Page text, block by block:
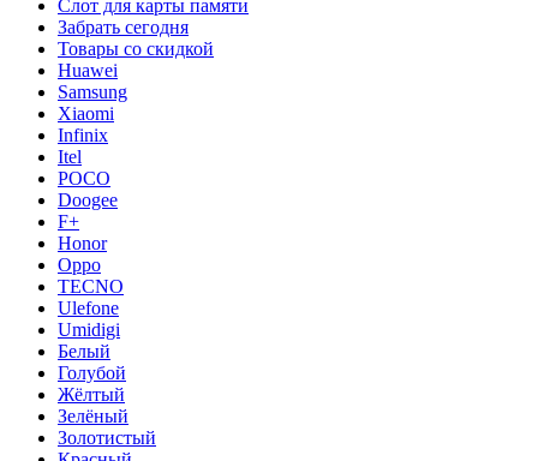
Слот для карты памяти
Забрать сегодня
Товары со скидкой
Huawei
Samsung
Xiaomi
Infinix
Itel
POCO
Doogee
F+
Honor
Oppo
TECNO
Ulefone
Umidigi
Белый
Голубой
Жёлтый
Зелёный
Золотистый